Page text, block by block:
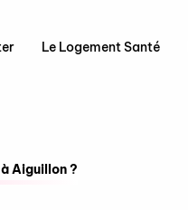
Le Logement Santé
Aiguillon ?